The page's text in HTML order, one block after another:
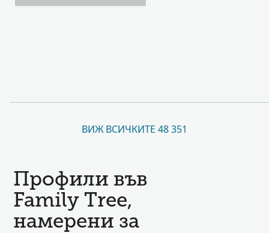
ВИЖ ВСИЧКИТЕ 48 351
Профили във
Family Tree,
намерени за